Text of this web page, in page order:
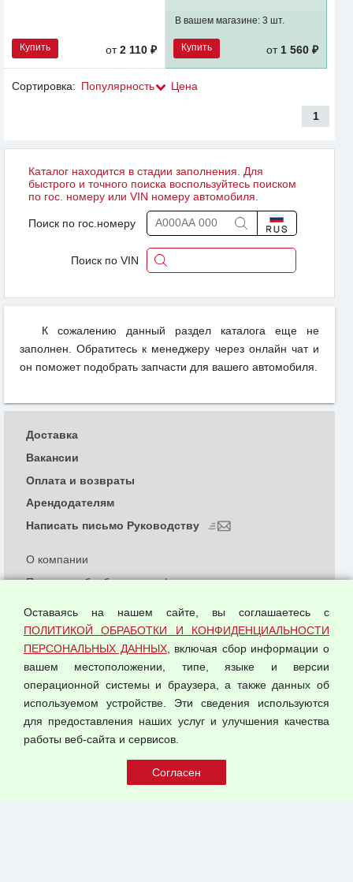
Купить от2 110 ₽
В вашем магазине: 3 шт.
Купить от 1 560 ₽
Сортировка: Популярность Цена
1
Каталог находится в стадии заполнения. Для
быстрого и точного поиска воспользуйтесь поиском
по гос. номеру или VIN номеру автомобиля.
Поиск по гос.номеру
Поиск по VIN
К сожалению данный раздел каталога еще не
заполнен. Обратитесь к менеджеру через онлайн чат и
он поможет подобрать запчасти для вашего автомобиля.
© 2026 ООО "Феникс"
О компании
Политика обработки и конфиденциальности
Согласием на обработку персональных данных
Оферта оптовой купли-продажи
Публичная оферта
Доставка
Вакансии
Оплата и возвраты
Арендодателям
Написать письмо Руководству
Оставаясь на нашем сайте, вы соглашаетесь с
ПОЛИТИКОЙ ОБРАБОТКИ И КОНФИДЕНЦИАЛЬНОСТИ
ПЕРСОНАЛЬНЫХ ДАННЫХ, включая сбор информации о
вашем местоположении, типе, языке и версии
операционной системы и браузера, а также данных об
используемом устройстве. Эти сведения используются
для предоставления наших услуг и улучшения качества
работы веб-сайта и сервисов.